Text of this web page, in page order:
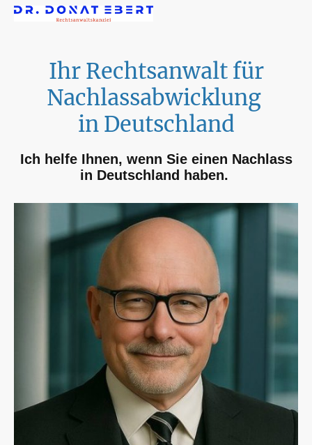
Ihr Rechtsanwalt für
Nachlassabwicklung
in Deutschland
Ich helfe Ihnen, wenn Sie einen Nachlass
in Deutschland haben.